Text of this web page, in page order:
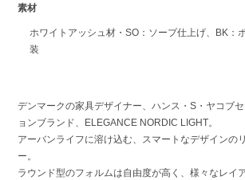
素材
ホワイトアッシュ材・SO：ソープ仕上げ、BK：
装
デンマークの家具デザイナー、ハンス・S・ヤコブ
ョンブランド、ELEGANCE NORDIC LIGHT。
アーバンライフに溶け込む、スマートなデザインの
ー。
ラウンド型のフォルムは自由度が高く、様々なレイ